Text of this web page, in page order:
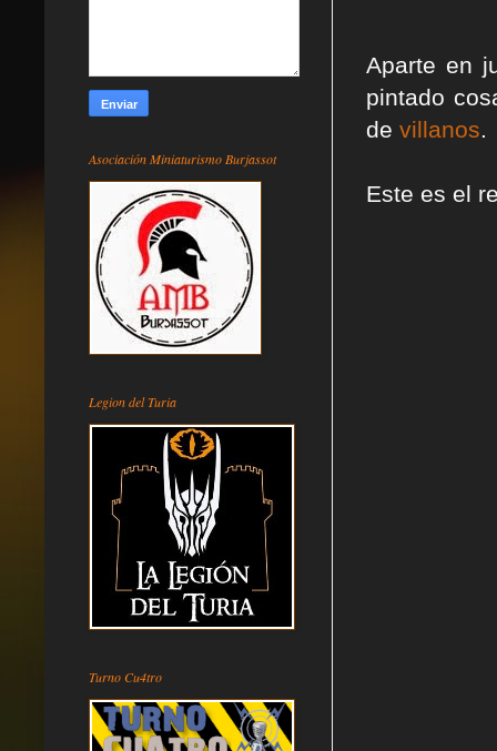
Aparte en
pintado
de villanos
Este es el
Asociación Miniaturismo Burjassot
Legion del Turia
Turno Cu4tro